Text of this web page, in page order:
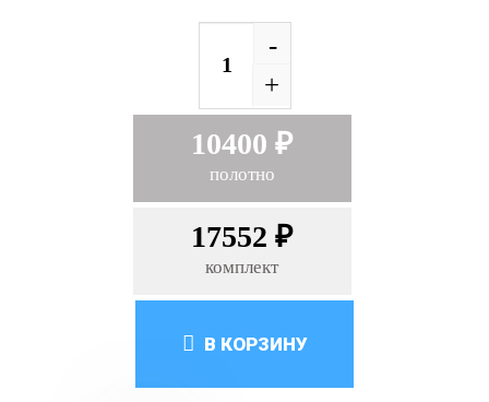
-
+
10400 ₽
полотно
17552 ₽
комплект
В КОРЗИНУ